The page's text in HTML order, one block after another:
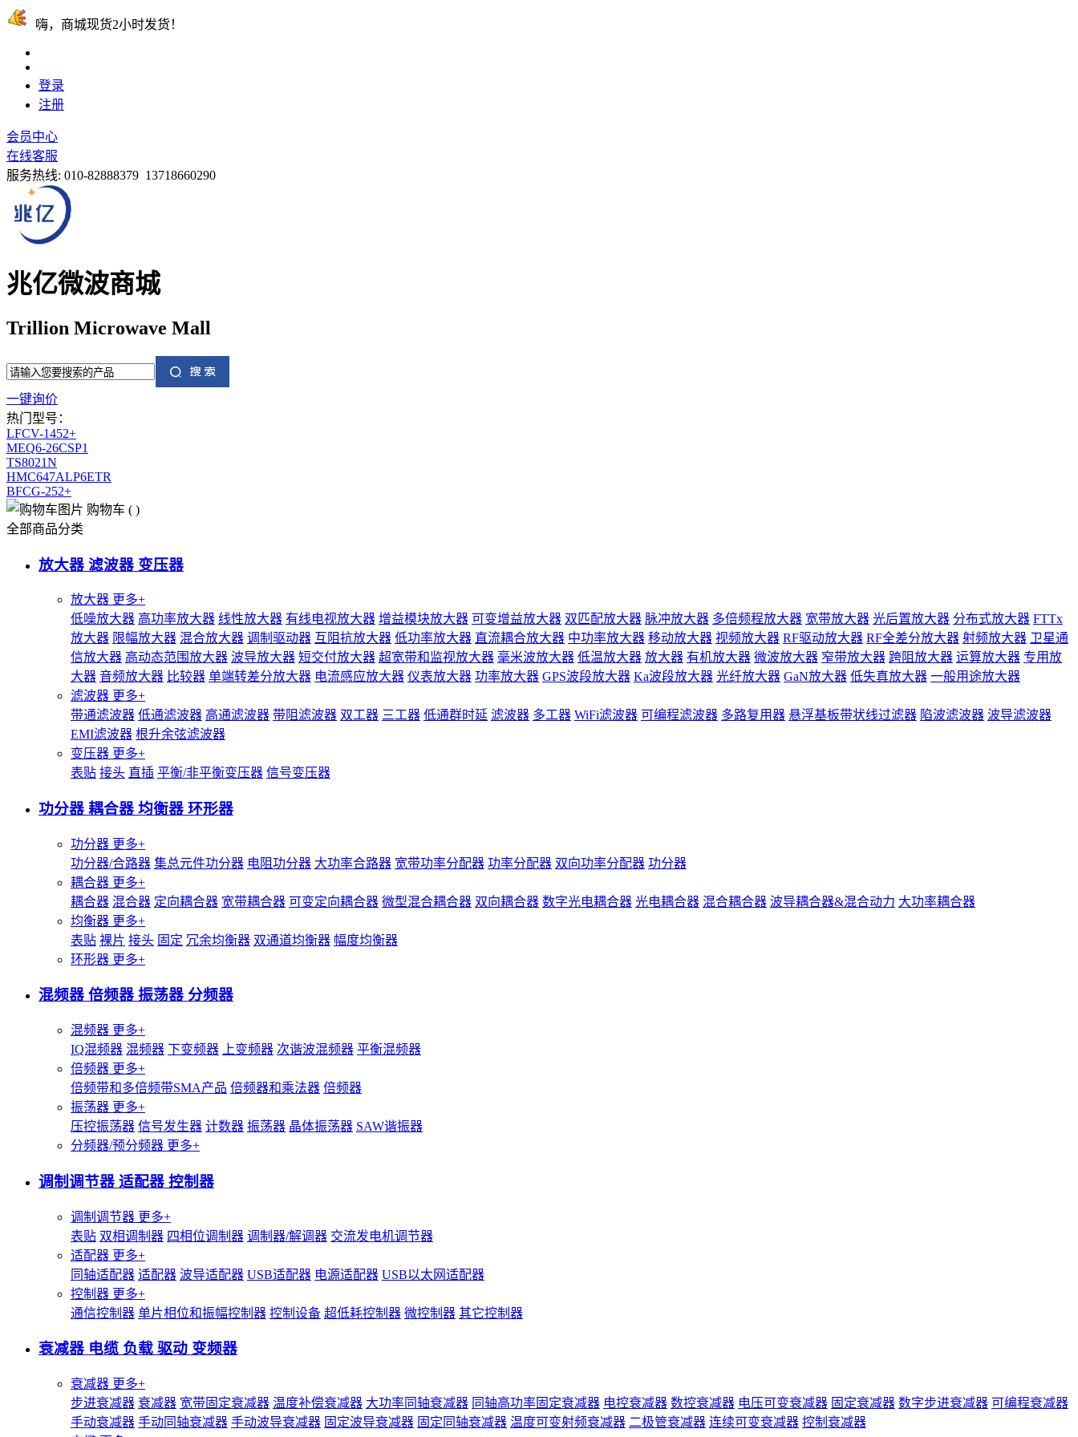
嗨，商城现货2小时发货！
登录
注册
会员中心
在线客服
服务热线: 010-82888379 13718660290
兆亿微波商城
Trillion Microwave Mall
一键询价
热门型号：
LFCV-1452+
MEQ6-26CSP1
TS8021N
HMC647ALP6ETR
BFCG-252+
购物车 ( )
全部商品分类
放大器 滤波器 变压器
放大器 更多+
低噪放大器 高功率放大器 线性放大器 有线电视放大器 增益模块放大器 可变增益放大器 双匹配放大器 脉冲放大器 多倍频程放大器 宽带放大器 光后置放大器 分布式放大器 FTTx
放大器 限幅放大器 混合放大器 调制驱动器 互阻抗放大器 低功率放大器 直流耦合放大器 中功率放大器 移动放大器 视频放大器 RF驱动放大器 RF全差分放大器 射频放大器 卫星通
信放大器 高动态范围放大器 波导放大器 短交付放大器 超宽带和监视放大器 毫米波放大器 低温放大器 放大器 有机放大器 微波放大器 窄带放大器 跨阻放大器 运算放大器 专用放
大器 音频放大器 比较器 单端转差分放大器 电流感应放大器 仪表放大器 功率放大器 GPS波段放大器 Ka波段放大器 光纤放大器 GaN放大器 低失真放大器 一般用途放大器
滤波器 更多+
带通滤波器 低通滤波器 高通滤波器 带阻滤波器 双工器 三工器 低通群时延 滤波器 多工器 WiFi滤波器 可编程滤波器 多路复用器 悬浮基板带状线过滤器 陷波滤波器 波导滤波器
EMI滤波器 根升余弦滤波器
变压器 更多+
表贴 接头 直插 平衡/非平衡变压器 信号变压器
功分器 耦合器 均衡器 环形器
功分器 更多+
功分器/合路器 集总元件功分器 电阻功分器 大功率合路器 宽带功率分配器 功率分配器 双向功率分配器 功分器
耦合器 更多+
耦合器 混合器 定向耦合器 宽带耦合器 可变定向耦合器 微型混合耦合器 双向耦合器 数字光电耦合器 光电耦合器 混合耦合器 波导耦合器&混合动力 大功率耦合器
均衡器 更多+
表贴 裸片 接头 固定 冗余均衡器 双通道均衡器 幅度均衡器
环形器 更多+
混频器 倍频器 振荡器 分频器
混频器 更多+
IQ混频器 混频器 下变频器 上变频器 次谐波混频器 平衡混频器
倍频器 更多+
倍频带和多倍频带SMA产品 倍频器和乘法器 倍频器
振荡器 更多+
压控振荡器 信号发生器 计数器 振荡器 晶体振荡器 SAW谐振器
分频器/预分频器 更多+
调制调节器 适配器 控制器
调制调节器 更多+
表贴 双相调制器 四相位调制器 调制器/解调器 交流发电机调节器
适配器 更多+
同轴适配器 适配器 波导适配器 USB适配器 电源适配器 USB以太网适配器
控制器 更多+
通信控制器 单片相位和振幅控制器 控制设备 超低耗控制器 微控制器 其它控制器
衰减器 电缆 负载 驱动 变频器
衰减器 更多+
步进衰减器 衰减器 宽带固定衰减器 温度补偿衰减器 大功率同轴衰减器 同轴高功率固定衰减器 电控衰减器 数控衰减器 电压可变衰减器 固定衰减器 数字步进衰减器 可编程衰减器
手动衰减器 手动同轴衰减器 手动波导衰减器 固定波导衰减器 固定同轴衰减器 温度可变射频衰减器 二极管衰减器 连续可变衰减器 控制衰减器